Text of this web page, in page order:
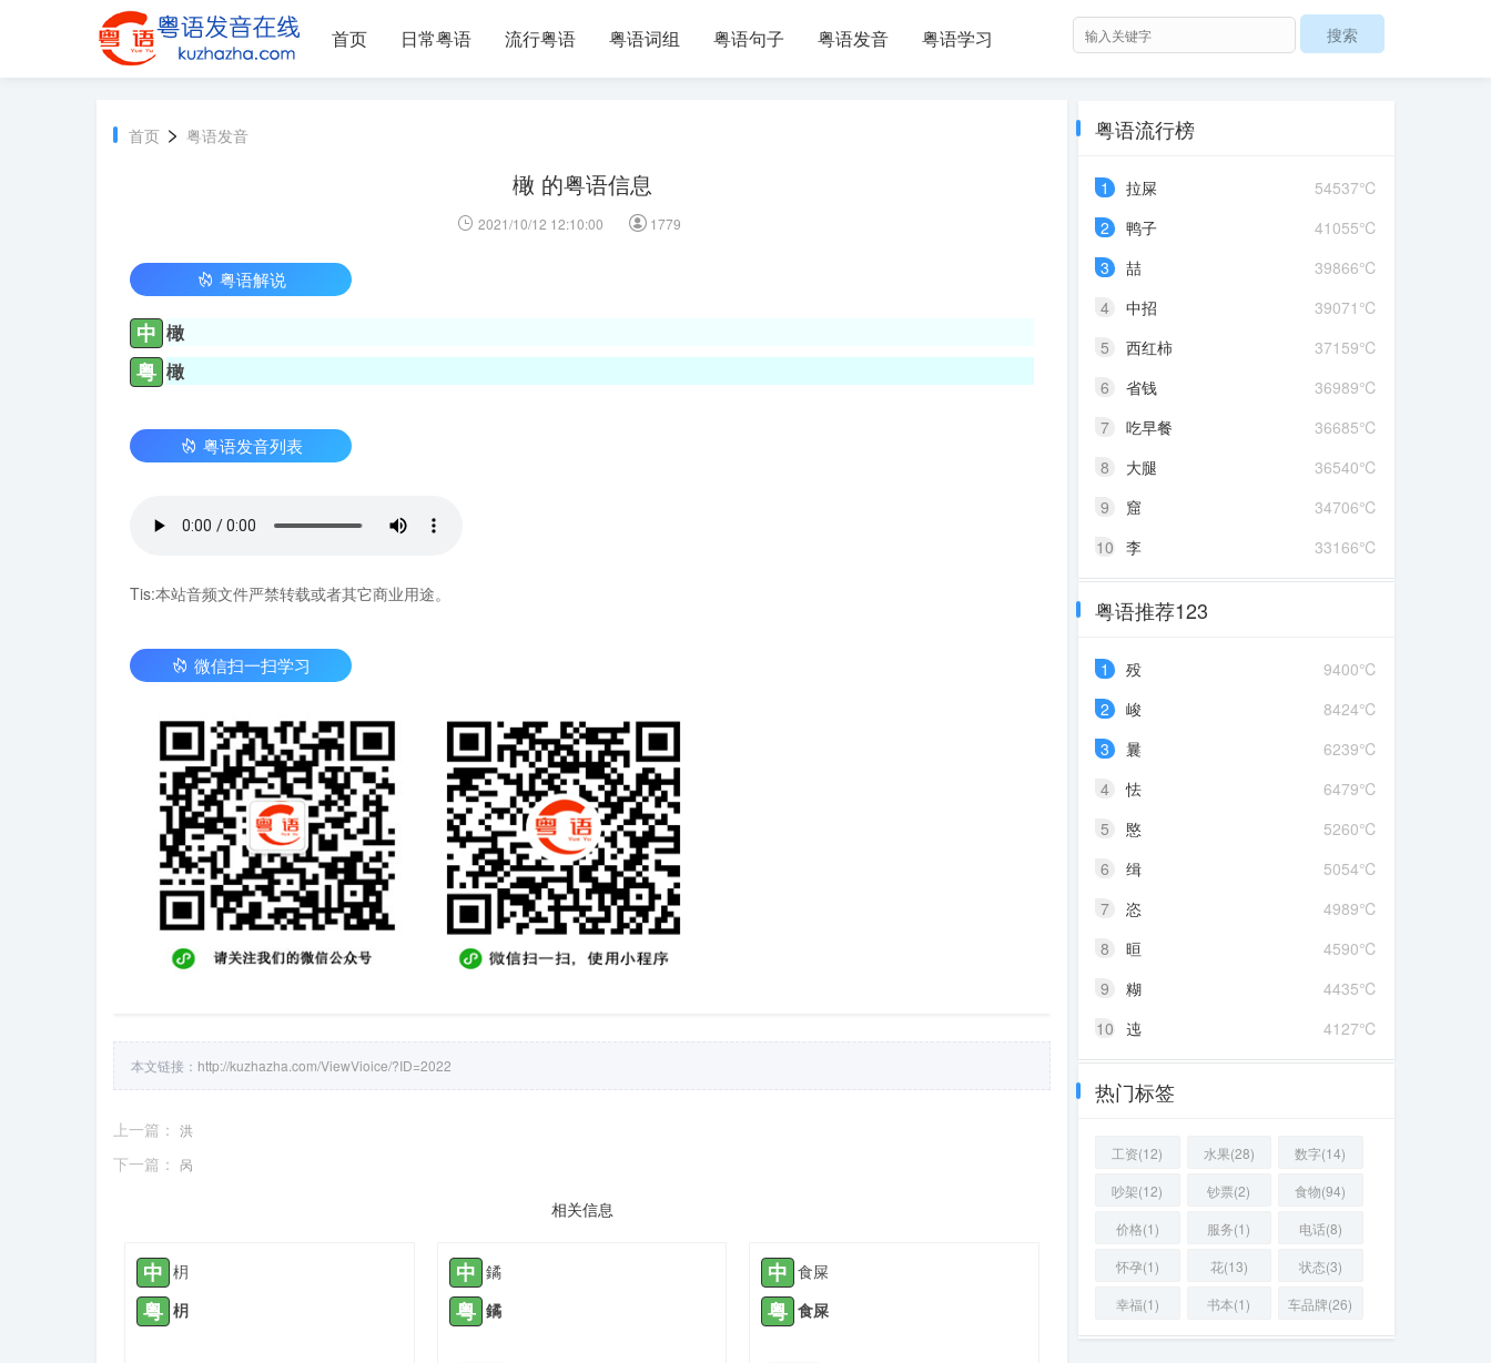
首页 日常粤语 流行粤语 粤语词组 粤语句子 粤语发音 粤语学习
首页 > 粤语发音
橄 的粤语信息
2021/10/12 12:10:00 1779
粤语解说
中 橄
粤 橄
粤语发音列表
Tis:本站音频文件严禁转载或者其它商业用途。
微信扫一扫学习
本文链接： http://kuzhazha.com/ViewVioice/?ID=2022
上一篇： 洪
下一篇： 呙
相关信息
中 枂
粤 枂
中 鐍
粤 鐍
中 食屎
粤 食屎
粤语流行榜
54537℃
1
拉屎
41055℃
2
鸭子
39866℃
3
喆
39071℃
4
中招
37159℃
5
西红柿
36989℃
6
省钱
36685℃
7
吃早餐
36540℃
8
大腿
34706℃
9
窟
33166℃
10 李
粤语推荐123
9400℃
1
殁
8424℃
2
峻
6239℃
3
曩
6479℃
4
怯
5260℃
5
愍
5054℃
6
缉
4989℃
7
恣
4590℃
8
晅
4435℃
9
糊
4127℃
10 迍
热门标签
工资(12) 水果(28)
数字(14)
吵架(12)
钞票(2)
食物(94)
价格(1)
服务(1)
电话(8)
怀孕(1)
花(13)
状态(3)
幸福(1)
书本(1) 车品牌(26)